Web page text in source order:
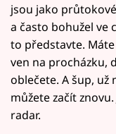
jsou jako
a často bohužel ve
to představte.
ven na procházku,
oblečete. A šup, už
můžete začít
radar.